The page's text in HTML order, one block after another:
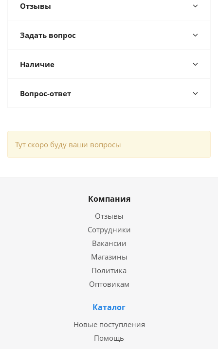
Отзывы
Задать вопрос
Наличие
Вопрос-ответ
Тут скоро буду ваши вопросы
Компания
Отзывы
Сотрудники
Вакансии
Магазины
Политика
Оптовикам
Каталог
Новые поступления
Помощь